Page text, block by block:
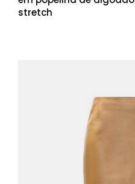
stretch